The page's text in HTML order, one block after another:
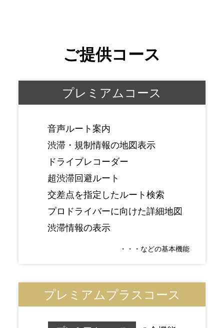
ご提供コース
プレミアムコース
音声ルート案内
渋滞・規制情報の地図表示
ドライブレコーダー
超渋滞回避ルート
交差点を指定したルート検索
プロドライバーに向けた詳細地図
渋滞情報の表示
・・・などの基本機能
プレミアムプラスコース